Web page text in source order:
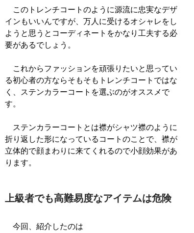
このトレンチコートのように源流に忠実なデザ
インもいいんですが、万人に受けるオシャレをし
ようと思うとコーディネートをかなり工夫する必
要があるでしょう。
これからファッションを頑張りたいと思ってい
る初心者の方ならそもそもトレンチコートではな
く、ステンカラーコートを選ぶのがオススメで
す。
ステンカラーコートとは襟がシャツ襟のように
折り返した形になっているコートのことで、襟が
立体的で顔まわりに来てくれるので小顔効果があ
ります。
上級者でも高難易度なアイテムは危険